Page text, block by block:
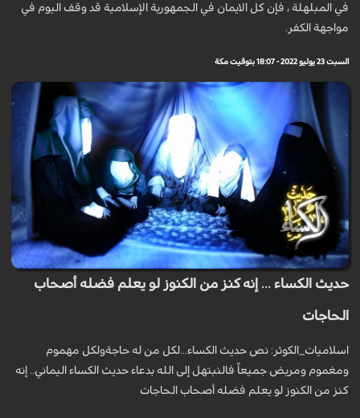
في المبلهلة ، فإن كل الايمان في الجمهورية الإسلامية قد وقف اليوم في
مواجهة الكفر.
السبت 23 يوليو 2022 - 18:07 بتوقيت مكة
حديث الكساء ... إنه كنز من الكنوز لو يعلم فضله أصحاب
الحاجات
اسلاميات_الكوثر: نص حديث الكساء...لكل من له حاجةولكل مهموم
ومغموم ومريض جميعاً فالنبتهل إلى الله بدعاء حديث الكساء اليماني.. إنه
كنز من الكنوز لو يعلم فضله أصحاب الحاجات